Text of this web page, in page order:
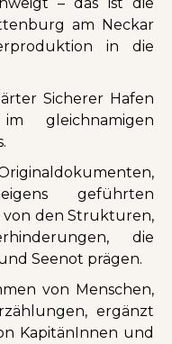
am Neckar
in die
Sicherer Hafen
gleichnamigen
geführten
von den Strukturen,
die
Seenot prägen.
von Menschen,
ergänzt
KapitänInnen und